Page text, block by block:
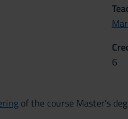
6
of the course Master's